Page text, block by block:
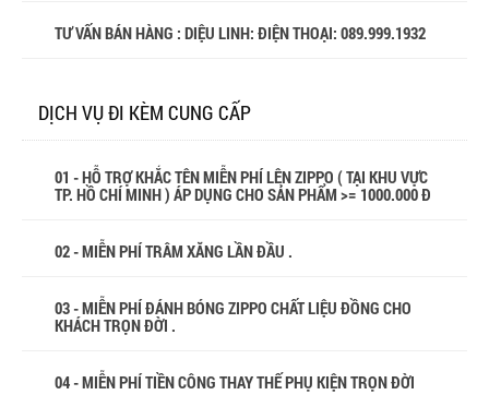
TƯ VẤN BÁN HÀNG : DIỆU LINH: ĐIỆN THOẠI: 089.999.1932
DỊCH VỤ ĐI KÈM CUNG CẤP
01 - HỖ TRỢ KHẮC TÊN MIỄN PHÍ LÊN ZIPPO ( TẠI KHU VỰC
TP. HỒ CHÍ MINH ) ÁP DỤNG CHO SẢN PHẨM >= 1000.000 Đ
02 - MIỄN PHÍ TRÂM XĂNG LẦN ĐẦU .
03 - MIỄN PHÍ ĐÁNH BÓNG ZIPPO CHẤT LIỆU ĐỒNG CHO
KHÁCH TRỌN ĐỜI .
04 - MIỄN PHÍ TIỀN CÔNG THAY THẾ PHỤ KIỆN TRỌN ĐỜI